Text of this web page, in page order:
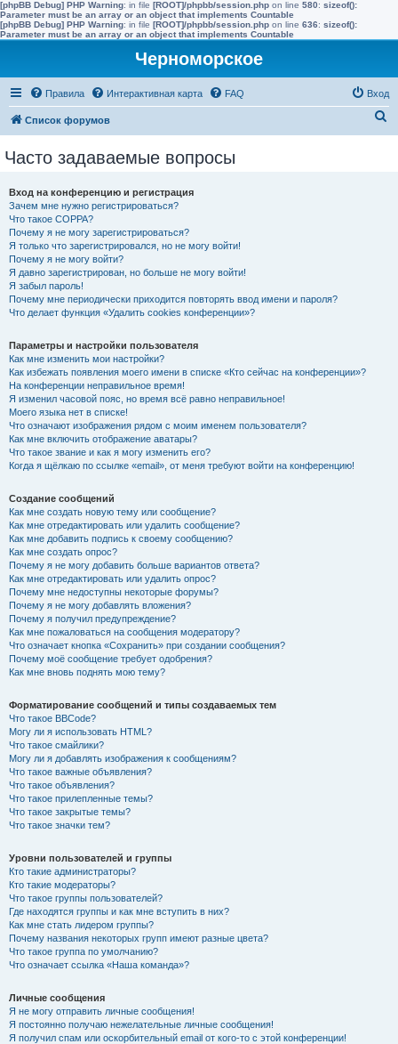
[phpBB Debug] PHP Warning: in file [ROOT]/phpbb/session.php on line 580: sizeof():
Parameter must be an array or an object that implements Countable
[phpBB Debug] PHP Warning: in file [ROOT]/phpbb/session.php on line 636: sizeof():
Parameter must be an array or an object that implements Countable
Черноморское
Правила Интерактивная карта FAQ Вход
Список форумов
Часто задаваемые вопросы
Вход на конференцию и регистрация
Зачем мне нужно регистрироваться?
Что такое COPPA?
Почему я не могу зарегистрироваться?
Я только что зарегистрировался, но не могу войти!
Почему я не могу войти?
Я давно зарегистрирован, но больше не могу войти!
Я забыл пароль!
Почему мне периодически приходится повторять ввод имени и пароля?
Что делает функция «Удалить cookies конференции»?
Параметры и настройки пользователя
Как мне изменить мои настройки?
Как избежать появления моего имени в списке «Кто сейчас на конференции»?
На конференции неправильное время!
Я изменил часовой пояс, но время всё равно неправильное!
Моего языка нет в списке!
Что означают изображения рядом с моим именем пользователя?
Как мне включить отображение аватары?
Что такое звание и как я могу изменить его?
Когда я щёлкаю по ссылке «email», от меня требуют войти на конференцию!
Создание сообщений
Как мне создать новую тему или сообщение?
Как мне отредактировать или удалить сообщение?
Как мне добавить подпись к своему сообщению?
Как мне создать опрос?
Почему я не могу добавить больше вариантов ответа?
Как мне отредактировать или удалить опрос?
Почему мне недоступны некоторые форумы?
Почему я не могу добавлять вложения?
Почему я получил предупреждение?
Как мне пожаловаться на сообщения модератору?
Что означает кнопка «Сохранить» при создании сообщения?
Почему моё сообщение требует одобрения?
Как мне вновь поднять мою тему?
Форматирование сообщений и типы создаваемых тем
Что такое BBCode?
Могу ли я использовать HTML?
Что такое смайлики?
Могу ли я добавлять изображения к сообщениям?
Что такое важные объявления?
Что такое объявления?
Что такое прилепленные темы?
Что такое закрытые темы?
Что такое значки тем?
Уровни пользователей и группы
Кто такие администраторы?
Кто такие модераторы?
Что такое группы пользователей?
Где находятся группы и как мне вступить в них?
Как мне стать лидером группы?
Почему названия некоторых групп имеют разные цвета?
Что такое группа по умолчанию?
Что означает ссылка «Наша команда»?
Личные сообщения
Я не могу отправить личные сообщения!
Я постоянно получаю нежелательные личные сообщения!
Я получил спам или оскорбительный email от кого-то с этой конференции!